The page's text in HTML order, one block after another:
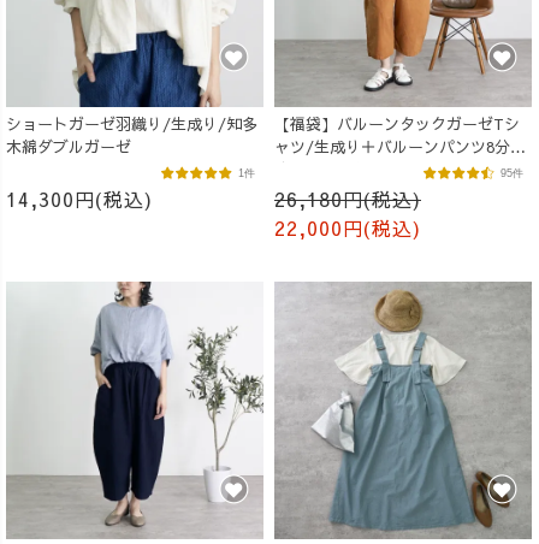
ショートガーゼ羽織り/生成り/知多
木綿ダブルガーゼ
14,300円(税込)
1件
【福袋】バルーンタックガーゼTシ
ャツ/生成り＋バルーンパンツ8分
丈/オレンジ
26,180円(税込)
22,000円(税込)
95件